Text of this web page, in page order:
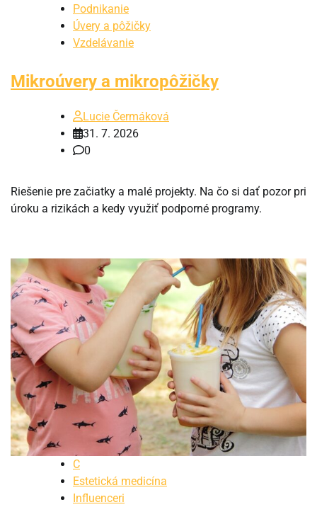
Podnikanie
Úvery a pôžičky
Vzdelávanie
Mikroúvery a mikropôžičky
Lucie Čermáková
31. 7. 2026
0
Riešenie pre začiatky a malé projekty. Na čo si dať pozor pri
úroku a rizikách a kedy využiť podporné programy.
C
Estetická medicína
Influenceri